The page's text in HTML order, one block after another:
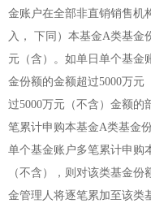
金账户在全部非直销销售机
入， 下同）本基金A类基金
元（含）。如单日单个基金
金份额的金额超过5000万元
过5000万元（不含）金额的
笔累计申购本基金A类基金
单个基金账户多笔累计申购
（不含），则对该类基金
金管理人将逐笔累加至该类